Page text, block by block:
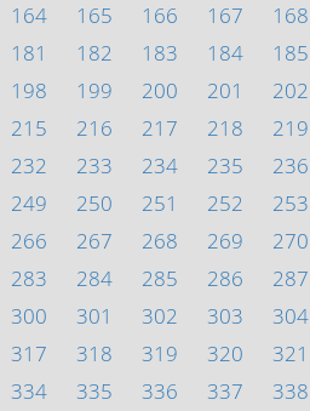
164 165 166 167 168
181 182 183 184 185
198 199 200 201 202
215 216 217 218 219
232 233 234 235 236
249 250 251 252 253
266 267 268 269 270
283 284 285 286 287
300 301 302 303 304
317 318 319 320 321
334 335 336 337 338